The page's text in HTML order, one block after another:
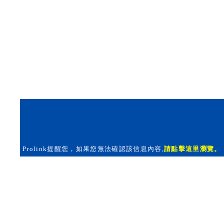
Prolink提醒您，如果您無法確認該信息內容,請點擊這里瀏覽。